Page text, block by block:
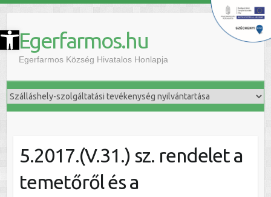
Eszköztár megnyitása Egerfarmos.hu
Egerfarmos Község Hivatalos Honlapja
5.2017.(V.31.) sz. rendelet a
temetőről és a